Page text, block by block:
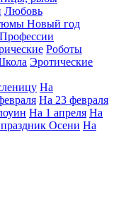
Любовь
Новый год
Профессии
Роботы
Эротические
На
На 23 февраля
На 1 апреля На
Осени На